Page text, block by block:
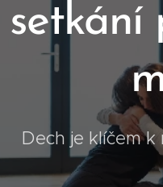
setkání
Dech je klíčem